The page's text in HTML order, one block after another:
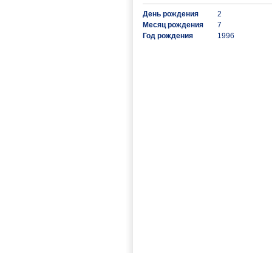
День рождения
2
Месяц рождения
7
Год рождения
1996